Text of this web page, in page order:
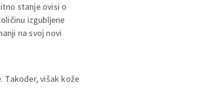
stanje ovisi o
izgubljene
na svoj novi
Također, višak kože